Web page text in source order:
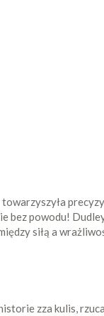
towarzyszyła
bez powodu!
siłą a
zza kulis,